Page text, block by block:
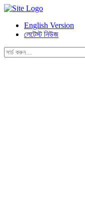
English Version
লেটেস্ট নিউজ